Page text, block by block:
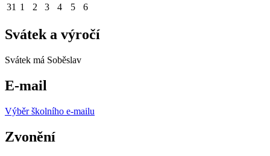
31 1 2 3 4 5 6
Svátek a výročí
Svátek má Soběslav
E-mail
Výběr školního e-mailu
Zvonění